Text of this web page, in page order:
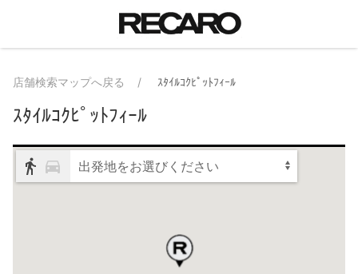
店舗検索マップへ戻る ｽﾀｲﾙｺｸﾋﾟｯﾄﾌｨｰﾙ
ｽﾀｲﾙｺｸﾋﾟｯﾄﾌｨｰﾙ
出発地をお選びください